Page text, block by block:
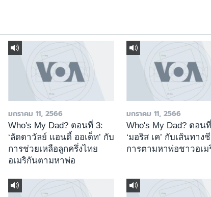
มกราคม 11, 2566
Who's My Dad? ตอนที่ 3:
‘ลัดดาวัลย์ แอนดี้ ออเด็ท’ กับ
การช่วยเหลือลูกครึ่งไทย
อเมริกันตามหาพ่อ
มกราคม 11, 2566
Who's My Dad? ตอน
‘มอริส เค’ กับเส้นทาง
การตามหาพ่อชาวอเ